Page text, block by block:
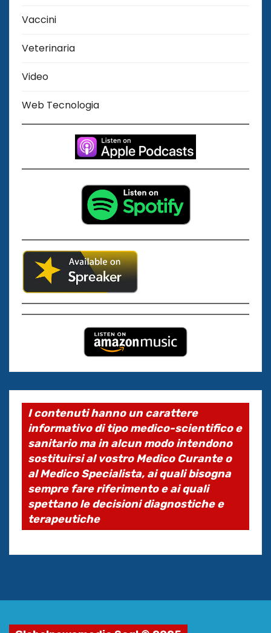
Vaccini
Veterinaria
Video
Web Tecnologia
I contenuti hanno un carattere
informativo di tipo medico-scientifico e
sanitario ma in alcun modo intendono
sostituirsi al vostro Medico Curante o
al Medico Specialista, ai quali bisogna
sempre fare riferimento e ai quali
spettano le decisioni diagnostiche e
terapeutiche